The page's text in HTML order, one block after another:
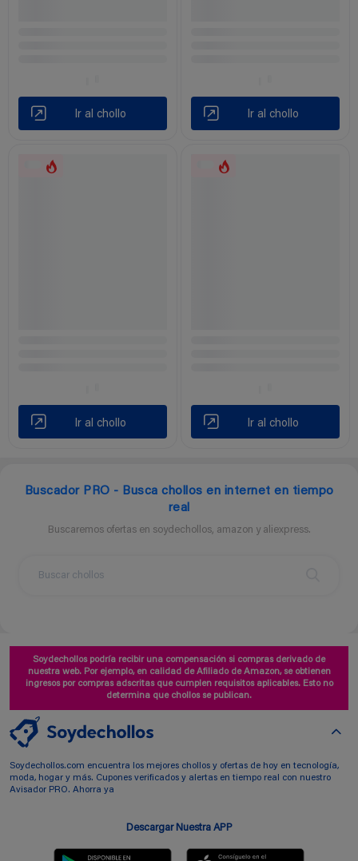
Ir al chollo Ir al chollo
Ir al chollo Ir al chollo
Buscador PRO - Busca chollos en internet en tiempo
real
Buscaremos ofertas en soydechollos, amazon y aliexpress.
Soydechollos podría recibir una compensación si compras derivado de
nuestra web. Por ejemplo, en calidad de Afiliado de Amazon, se obtienen
ingresos por compras adscritas que cumplen requisitos aplicables. Esto no
determina que chollos se publican.
Soydechollos.com encuentra los mejores chollos y ofertas de hoy en tecnología,
moda, hogar y más. Cupones verificados y alertas en tiempo real con nuestro
Avisador PRO. Ahorra ya
Descargar Nuestra APP